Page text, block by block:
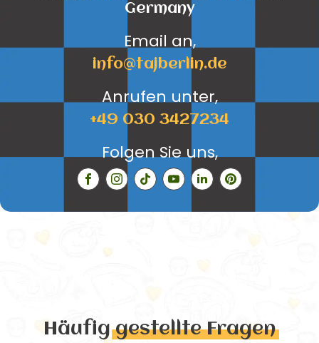
Germany
Email an,
info@tajberlin.de
Anrufen unter,
+49 030 3427234
Folgen Sie uns,
Häufiggestellte Fragen